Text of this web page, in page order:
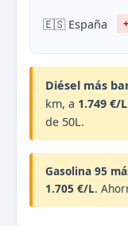
🇪🇸 España
Diésel más
km, a 1.749 €/L
de 50L.
Gasolina 95
1.705 €/L.